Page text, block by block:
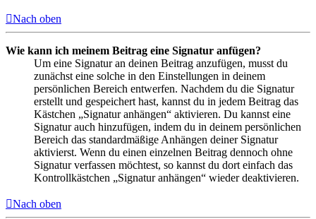
Nach oben
Wie kann ich meinem Beitrag eine Signatur anfügen?
Um eine Signatur an deinen Beitrag anzufügen, musst du
zunächst eine solche in den Einstellungen in deinem
persönlichen Bereich entwerfen. Nachdem du die Signatur
erstellt und gespeichert hast, kannst du in jedem Beitrag das
Kästchen „Signatur anhängen“ aktivieren. Du kannst eine
Signatur auch hinzufügen, indem du in deinem persönlichen
Bereich das standardmäßige Anhängen deiner Signatur
aktivierst. Wenn du einen einzelnen Beitrag dennoch ohne
Signatur verfassen möchtest, so kannst du dort einfach das
Kontrollkästchen „Signatur anhängen“ wieder deaktivieren.
Nach oben